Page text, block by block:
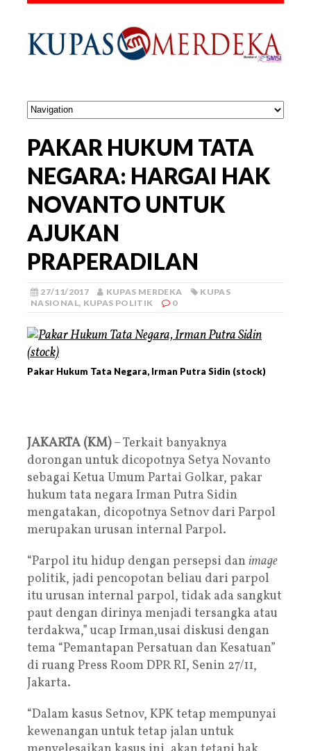
PAKAR HUKUM TATA
NEGARA: HARGAI HAK
NOVANTO UNTUK
AJUKAN
PRAPERADILAN
27/11/2017 KUPAS MERDEKA
KUPAS
NASIONAL, KUPAS POLITIK 0
Pakar Hukum Tata Negara, Irman Putra Sidin (stock)
JAKARTA (KM)– Terkait banyaknya
dorongan untuk dicopotnya Setya Novanto
sebagai Ketua Umum Partai Golkar, pakar
hukum tata negara Irman Putra Sidin
mengatakan, dicopotnya Setnov dari Parpol
merupakan urusan internal Parpol.
“Parpol itu hidup dengan persepsi dan image
politik, jadi pencopotan beliau dari parpol
itu urusan internal parpol, tidak ada sangkut
paut dengan dirinya menjadi tersangka atau
terdakwa,” ucap Irman,usai diskusi dengan
tema “Pemantapan Persatuan dan Kesatuan”
di ruang Press Room DPR RI, Senin 27/11,
Jakarta.
“Dalam kasus Setnov, KPK tetap mempunyai
kewenangan untuk tetap jalan untuk